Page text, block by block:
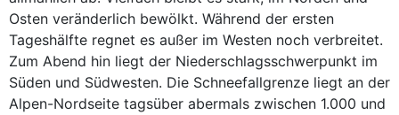
Osten veränderlich bewölkt. Während der ersten
Tageshälfte regnet es außer im Westen noch verbreitet.
Zum Abend hin liegt der Niederschlagsschwerpunkt im
Süden und Südwesten. Die Schneefallgrenze liegt an der
Alpen-Nordseite tagsüber abermals zwischen 1.000 und